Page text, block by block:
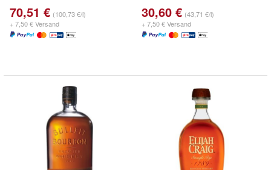
70,51 € (100,73 €/l)
+ 7,50 € Versand
30,60 € (43,71 €/l)
+ 7,50 € Versand